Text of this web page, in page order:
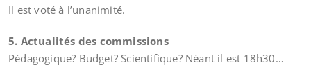
Il est voté à l’unanimité.
5. Actualités des commissions
Pédagogique? Budget? Scientifique? Néant il est 18h30…